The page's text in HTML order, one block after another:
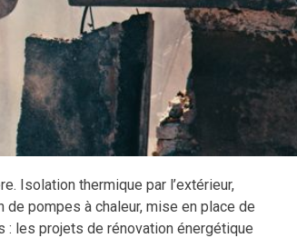
Isolation thermique par l’extérieur,
pompes à chaleur, mise en place de
: les projets de rénovation énergétique